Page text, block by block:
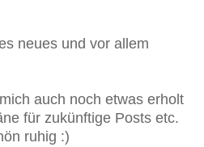
neues und vor allem
auch noch etwas erholt
für zukünftige Posts etc.
ruhig :)